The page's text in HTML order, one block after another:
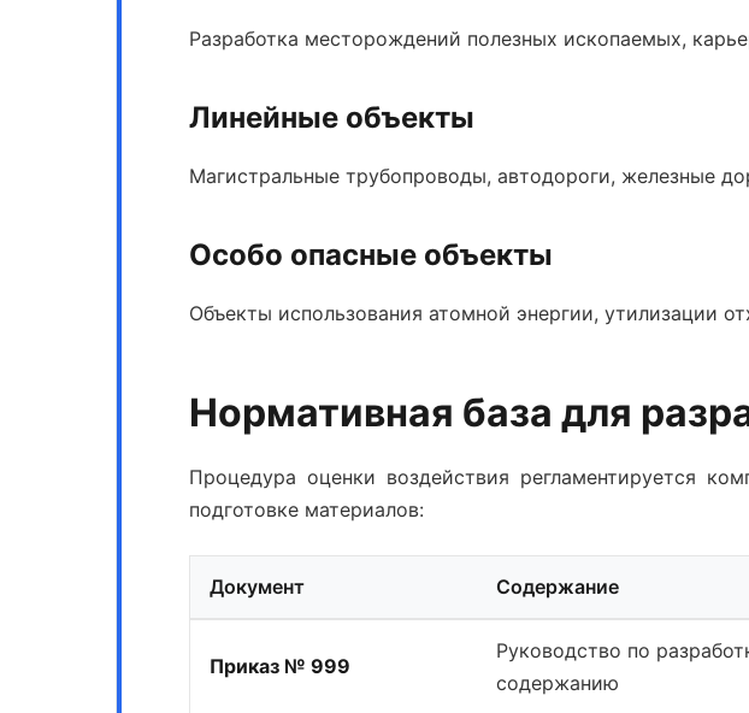
Разработка месторождений полезных ископаемых,
Линейные объекты
Магистральные трубопроводы, автодороги, железные
Особо опасные объекты
Объекты использования атомной энергии, утилизации
Нормативная база для
Процедура оценки воздействия регламентируется
подготовке материалов:
Документ Содержание
Приказ № 999
Руководство по
содержанию